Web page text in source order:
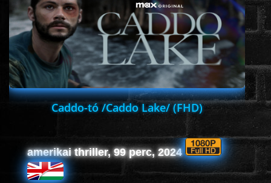
Caddo-tó /Caddo Lake/ (FHD)
amerikai thriller, 99 perc, 2024